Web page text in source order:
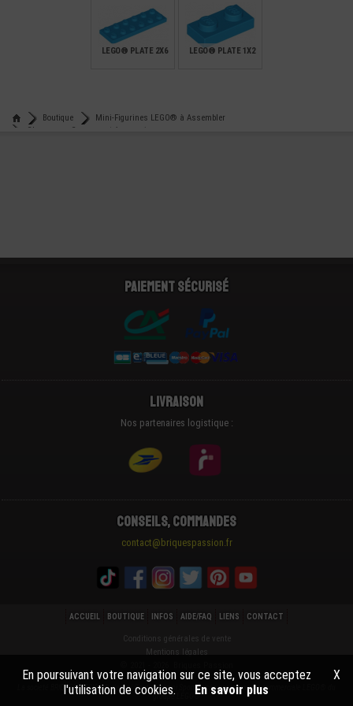
1,29 6,90
LEGO® PLATE 2X6 LEGO® PLATE 1X2
Boutique
Mini-Figurines LEGO® à Assembler
Chapeaux - Casques et Accessoires
Paiement sécurisé
Livraison
Nos partenaires logistique :
Conseils, Commandes
contact@briquespassion.fr
ACCUEIL BOUTIQUE INFOS AIDE/FAQ LIENS CONTACT
Conditions générales de vente
Mentions légales
La societé BRIQUESPASSION® n'est ni Cautionnée ni Sponsorisée par la marque commerciale LEGO® du
groupe LEGO®
En poursuivant votre navigation sur ce site, vous acceptez
l'utilisation de cookies.
En savoir plus
X